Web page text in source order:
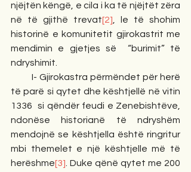
njëjtën këngë, e cila i ka të njëjtët zëra
në të gjithë trevat[2], le të shohim
historinë e komunitetit gjirokastrit me
mendimin e gjetjes së  “burimit” të
ndryshimit.
         I- Gjirokastra përmëndet për herë
të parë si qytet dhe kështjellë në vitin
1336  si qëndër feudi e Zenebishtëve,
ndonëse historianë të ndryshëm
mendojnë se kështjella është ringritur
mbi themelet e një kështjelle më të
herëshme[3]. Duke qënë qytet me 200